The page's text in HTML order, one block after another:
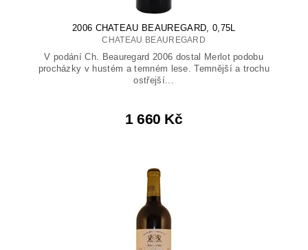
2006 CHATEAU BEAUREGARD, 0,75L
CHATEAU BEAUREGARD
V podání Ch. Beauregard 2006 dostal Merlot podobu
procházky v hustém a temném lese. Temnější a trochu
ostřejší...
1 660 Kč